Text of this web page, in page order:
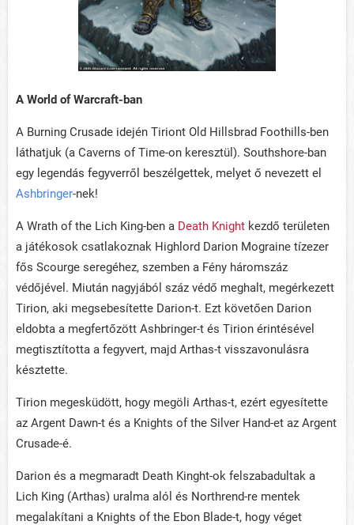
A World of Warcraft-ban
A Burning Crusade idején Tiriont Old Hillsbrad Foothills-ben
láthatjuk (a Caverns of Time-on keresztül). Southshore-ban
egy legendás fegyverről beszélgettek, melyet ő nevezett el
Ashbringer-nek!
A Wrath of the Lich King-ben a Death Knight kezdő területen
a játékosok csatlakoznak Highlord Darion Mograine tízezer
fős Scourge seregéhez, szemben a Fény háromszáz
védőjével. Miután nagyjából száz védő meghalt, megérkezett
Tirion, aki megsebesítette Darion-t. Ezt követően Darion
eldobta a megfertőzött Ashbringer-t és Tirion érintésével
megtisztította a fegyvert, majd Arthas-t visszavonulásra
késztette.
Tirion megesküdött, hogy megöli Arthas-t, ezért egyesítette
az Argent Dawn-t és a Knights of the Silver Hand-et az Argent
Crusade-é.
Darion és a megmaradt Death Kinght-ok felszabadultak a
Lich King (Arthas) uralma alól és Northrend-re mentek
megalakítani a Knights of the Ebon Blade-t, hogy véget